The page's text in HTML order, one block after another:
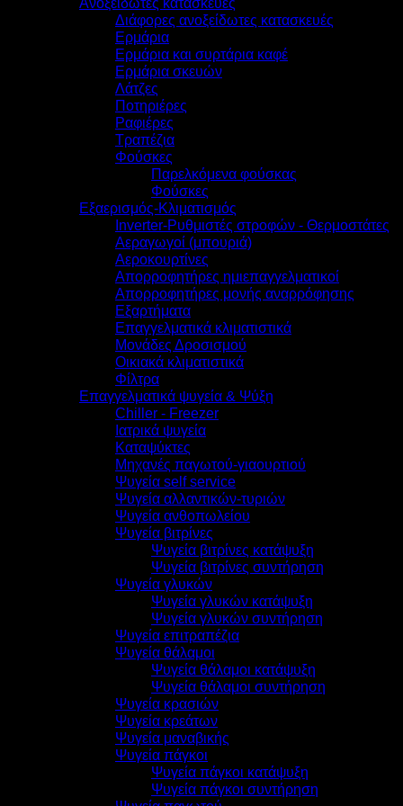
Διάφορες ανοξείδωτες κατασκευές
Ερμάρια
Ερμάρια και συρτάρια καφέ
Ερμάρια σκευών
Λάτζες
Ποτηριέρες
Ραφιέρες
Τραπέζια
Φούσκες
Παρελκόμενα φούσκας
Φούσκες
Εξαερισμός-Κλιματισμός
Inverter-Ρυθμιστές στροφών - Θερμοστάτες
Αεραγωγοί (μπουριά)
Αεροκουρτίνες
Απορροφητήρες ημιεπαγγελματικοί
Απορροφητήρες μονής αναρρόφησης
Εξαρτήματα
Επαγγελματικά κλιματιστικά
Μονάδες Δροσισμού
Οικιακά κλιματιστικά
Φίλτρα
Επαγγελματικά ψυγεία & Ψύξη
Chiller - Freezer
Ιατρικά ψυγεία
Καταψύκτες
Μηχανές παγωτού-γιαουρτιού
Ψυγεία self service
Ψυγεία αλλαντικών-τυριών
Ψυγεία ανθοπωλείου
Ψυγεία βιτρίνες
Ψυγεία βιτρίνες κατάψυξη
Ψυγεία βιτρίνες συντήρηση
Ψυγεία γλυκών
Ψυγεία γλυκών κατάψυξη
Ψυγεία γλυκών συντήρηση
Ψυγεία επιτραπέζια
Ψυγεία θάλαμοι
Ψυγεία θάλαμοι κατάψυξη
Ψυγεία θάλαμοι συντήρηση
Ψυγεία κρασιών
Ψυγεία κρεάτων
Ψυγεία μαναβικής
Ψυγεία πάγκοι
Ψυγεία πάγκοι κατάψυξη
Ψυγεία πάγκοι συντήρηση